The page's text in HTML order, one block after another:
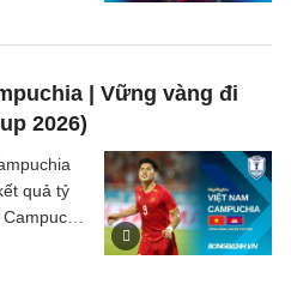
| Vững vàng đi
2026)
quả tỷ